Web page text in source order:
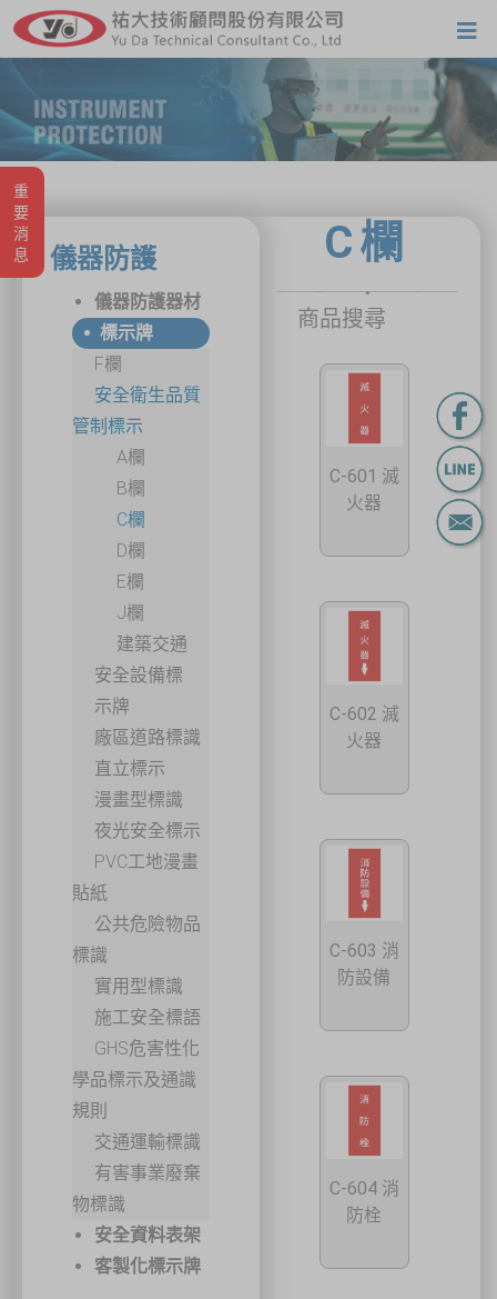
重要消息 儀器防護
儀器防護器材
標示牌
F欄
安全衛生品質
管制標示
A欄
B欄
C欄
D欄
E欄
J欄
建築交通
安全設備標
示牌
廠區道路標識
直立標示
漫畫型標識
夜光安全標示
PVC工地漫畫
貼紙
公共危險物品
標識
實用型標識
施工安全標語
GHS危害性化
學品標示及通識
規則
交通運輸標識
有害事業廢棄
物標識
安全資料表架
客製化標示牌
C欄
商品搜尋
C-601 滅
火器
C-602 滅
火器
C-603 消
防設備
C-604 消
防栓